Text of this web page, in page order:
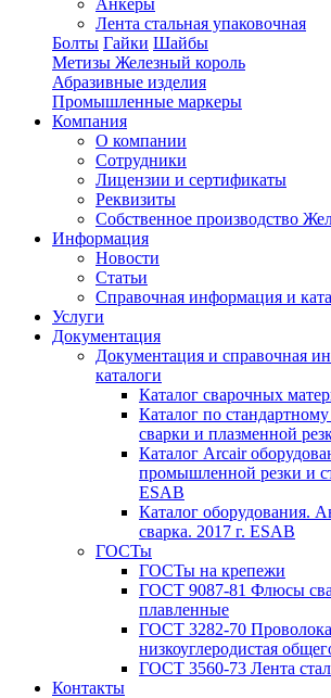
Анкеры
Лента стальная упаковочная
Болты Гайки Шайбы
Метизы Железный король
Абразивные изделия
Промышленные маркеры
Компания
О компании
Сотрудники
Лицензии и сертификаты
Реквизиты
Собственное производство
Информация
Новости
Статьи
Справочная информация и
Услуги
Документация
Документация и справочная
каталоги
Каталог сварочных
Каталог по
сварки и плазменной
Каталог Arcair
промышленной резки и
ESAB
Каталог оборудования.
сварка. 2017 г. ESAB
ГОСТы
ГОСТы на крепежи
ГОСТ 9087-81 Флюсы
плавленные
ГОСТ 3282-70 Проволока
низкоуглеродистая
ГОСТ 3560-73 Лента
Контакты